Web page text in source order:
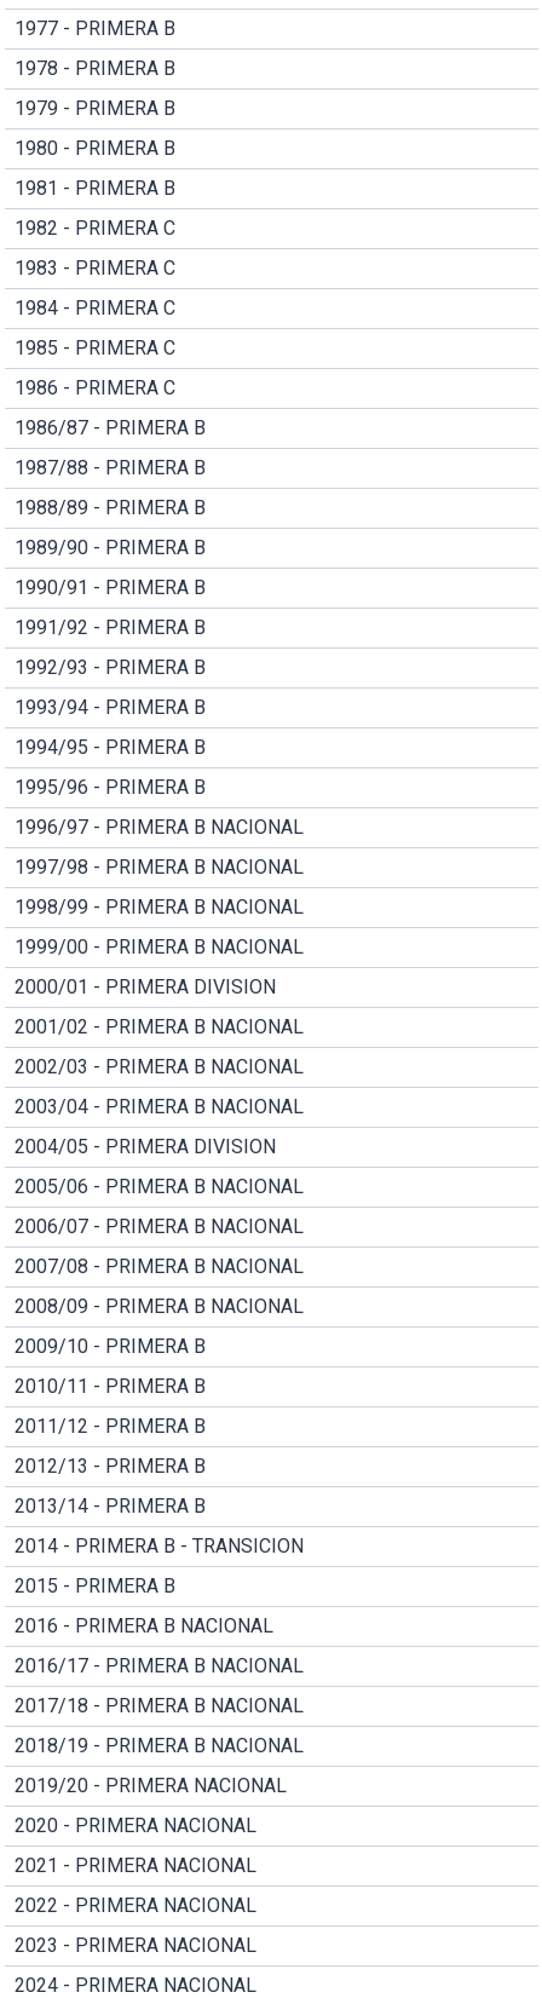
1977 - PRIMERA B
1978 - PRIMERA B
1979 - PRIMERA B
1980 - PRIMERA B
1981 - PRIMERA B
1982 - PRIMERA C
1983 - PRIMERA C
1984 - PRIMERA C
1985 - PRIMERA C
1986 - PRIMERA C
1986/87 - PRIMERA B
1987/88 - PRIMERA B
1988/89 - PRIMERA B
1989/90 - PRIMERA B
1990/91 - PRIMERA B
1991/92 - PRIMERA B
1992/93 - PRIMERA B
1993/94 - PRIMERA B
1994/95 - PRIMERA B
1995/96 - PRIMERA B
1996/97 - PRIMERA B NACIONAL
1997/98 - PRIMERA B NACIONAL
1998/99 - PRIMERA B NACIONAL
1999/00 - PRIMERA B NACIONAL
2000/01 - PRIMERA DIVISION
2001/02 - PRIMERA B NACIONAL
2002/03 - PRIMERA B NACIONAL
2003/04 - PRIMERA B NACIONAL
2004/05 - PRIMERA DIVISION
2005/06 - PRIMERA B NACIONAL
2006/07 - PRIMERA B NACIONAL
2007/08 - PRIMERA B NACIONAL
2008/09 - PRIMERA B NACIONAL
2009/10 - PRIMERA B
2010/11 - PRIMERA B
2011/12 - PRIMERA B
2012/13 - PRIMERA B
2013/14 - PRIMERA B
2014 - PRIMERA B - TRANSICION
2015 - PRIMERA B
2016 - PRIMERA B NACIONAL
2016/17 - PRIMERA B NACIONAL
2017/18 - PRIMERA B NACIONAL
2018/19 - PRIMERA B NACIONAL
2019/20 - PRIMERA NACIONAL
2020 - PRIMERA NACIONAL
2021 - PRIMERA NACIONAL
2022 - PRIMERA NACIONAL
2023 - PRIMERA NACIONAL
2024 - PRIMERA NACIONAL